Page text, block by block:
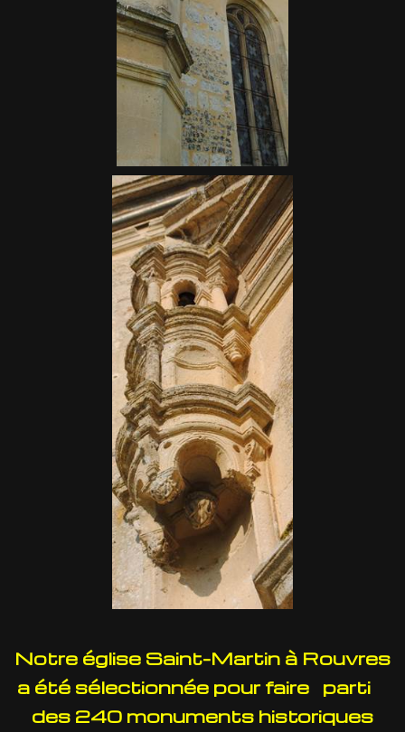
Notre église Saint-Martin à Rouvres
a été sélectionnée pour faire parti
des 240 monuments historiques